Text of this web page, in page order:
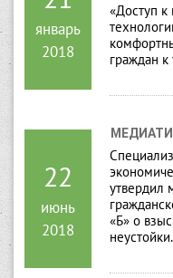
январь
2018
«Доступ
граждан к
22
июнь
2018
утвердил
«Б» о
неустойки.